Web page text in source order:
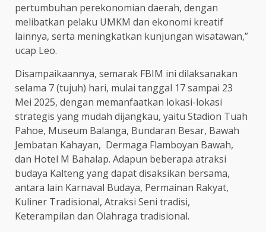
pertumbuhan perekonomian daerah, dengan
melibatkan pelaku UMKM dan ekonomi kreatif
lainnya, serta meningkatkan kunjungan wisatawan,”
ucap Leo.
Disampaikaannya, semarak FBIM ini dilaksanakan
selama 7 (tujuh) hari, mulai tanggal 17 sampai 23
Mei 2025, dengan memanfaatkan lokasi-lokasi
strategis yang mudah dijangkau, yaitu Stadion Tuah
Pahoe, Museum Balanga, Bundaran Besar, Bawah
Jembatan Kahayan, Dermaga Flamboyan Bawah,
dan Hotel M Bahalap. Adapun beberapa atraksi
budaya Kalteng yang dapat disaksikan bersama,
antara lain Karnaval Budaya, Permainan Rakyat,
Kuliner Tradisional, Atraksi Seni tradisi,
Keterampilan dan Olahraga tradisional.